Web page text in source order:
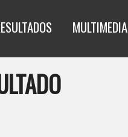
MULTIMEDIA